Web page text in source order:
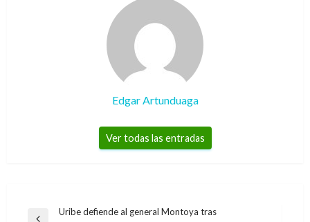
Edgar Artunduaga
Ver todas las entradas
Navegación
Uribe defiende al general Montoya tras